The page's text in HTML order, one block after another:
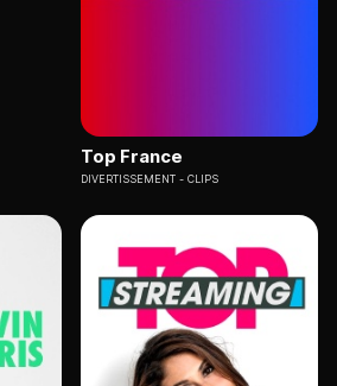
Top France
DIVERTISSEMENT CLIPS